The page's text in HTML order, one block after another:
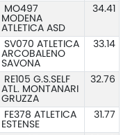
MO497
MODENA
ATLETICA ASD
34.41
SV070 ATLETICA
ARCOBALENO
SAVONA
33.14
RE105 G.S.SELF
ATL. MONTANARI
GRUZZA
32.76
FE378 ATLETICA
ESTENSE
31.77